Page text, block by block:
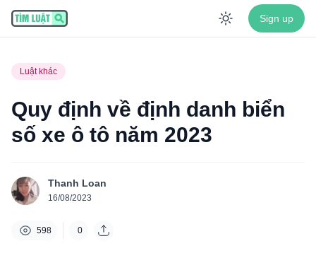
Enable
Sign up
Luật khác
Quy định về định danh biển
số xe ô tô năm 2023
Thanh Loan
16/08/2023
598 0